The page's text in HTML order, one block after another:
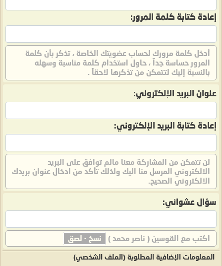
إعادة كتابة كلمة المرور:
أدخل كلمة مرورك لحساب عضويتك الخاصة ، تذكر بأن كلمة
المرور حساسة جدآ ، حاول استخدام كلمة مناسبة وسهله
بالنسبة إليك لتتمكن من تذكرها لاحقاً .
عنوان البريد الإلكتروني:
إعادة كتابة البريد الإلكتروني:
لن تتمكن من المشاركة معنا مالم توافق على البريد
الالكتروني المرسل منا اليك ولذلك تأكد من ادخال عنوان بريدك
الالكتروني الصحيح.
سؤال عشوائي:
اكتب مع القوسين ( ناصر محمد ) نسخ - لصق
المعلومات الإضافية المطلوبة (الملف الشخصي)